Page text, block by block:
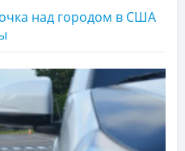
над городом в США